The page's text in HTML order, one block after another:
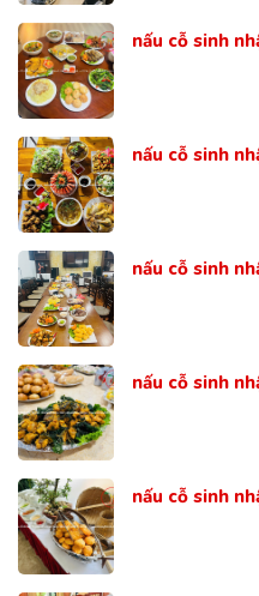
nấu cỗ sinh
nấu cỗ sinh
nấu cỗ sinh
nấu cỗ sinh
nấu cỗ sinh